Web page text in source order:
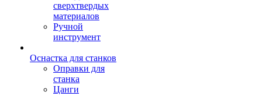
сверхтвердых
материалов
Ручной
инструмент
Оснастка для станков
Оправки для
станка
Цанги